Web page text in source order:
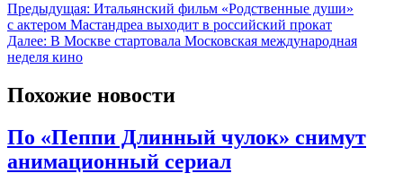
Предыдущая: Итальянский фильм «Родственные души»
с актером Мастандреа выходит в российский прокат
Далее: В Москве стартовала Московская международная
неделя кино
Похожие новости
По «Пеппи Длинный чулок» снимут
анимационный сериал